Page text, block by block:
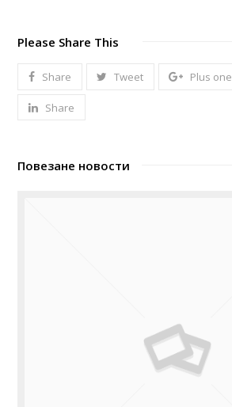
Please Share This
Share Tweet Plus one
Share
Повезане новости